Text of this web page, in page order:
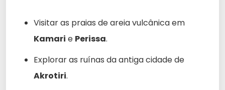
Visitar as praias de areia vulcânica em
Kamari e Perissa.
Explorar as ruínas da antiga cidade de
Akrotiri.